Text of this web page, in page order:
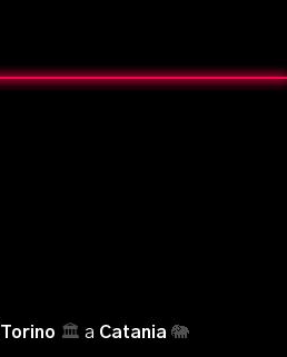
Torino 🏛️ a Catania 🐘